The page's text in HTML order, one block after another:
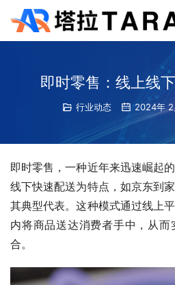
即时零售：线上线
行业动态 2024年 2
即时零售，一种近年来迅速崛起
线下快速配送为特点，如京东到
其典型代表。这种模式通过线上
内将商品送达消费者手中，从
合。